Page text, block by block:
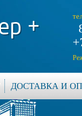
ДОСТАВКА И